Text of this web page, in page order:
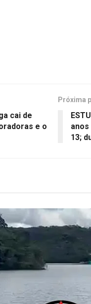
cai de
e o
Próxima
13;